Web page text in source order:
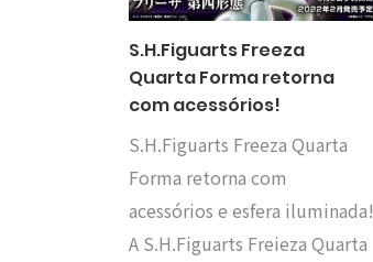
S.H.Figuarts Freeza
Quarta Forma retorna
com acessórios!
S.H.Figuarts Freeza Quarta
Forma retorna com
acessórios e esfera iluminada!
A S.H.Figuarts Freieza Quarta